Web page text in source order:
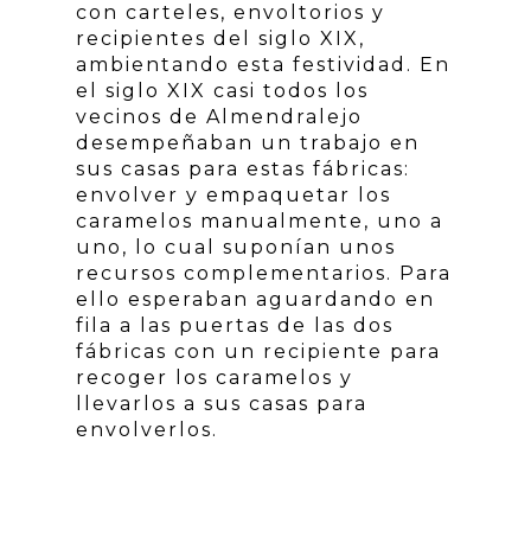
con carteles, envoltorios y
recipientes del siglo XIX,
ambientando esta festividad. En
el siglo XIX casi todos los
vecinos de Almendralejo
desempeñaban un trabajo en
sus casas para estas fábricas:
envolver y empaquetar los
caramelos manualmente, uno a
uno, lo cual suponían unos
recursos complementarios. Para
ello esperaban aguardando en
fila a las puertas de las dos
fábricas con un recipiente para
recoger los caramelos y
llevarlos a sus casas para
envolverlos.